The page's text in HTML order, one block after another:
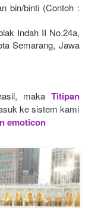
bin/binti (Contoh :
Indah II No.24a,
Semarang, Jawa
maka Titipan
ke sistem kami
emoticon